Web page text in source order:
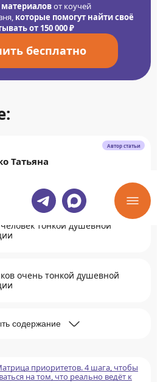
от коучей
которые помогут найти своё
от 150 000 ₽
бесплатно
Автор статьи
Татьяна
тонкой душевной
очень тонкой душевной
содержание
приоритетов. 4 шага, чтобы
на том, что реально ведёт к